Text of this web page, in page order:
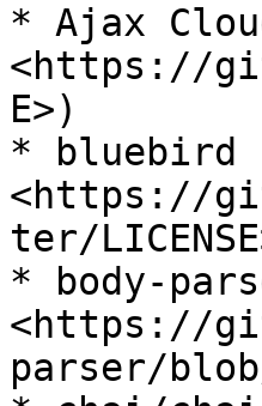
* Ajax
<https://
E>)
* bluebird
<https://
ter/
* body-
<https://
parser/